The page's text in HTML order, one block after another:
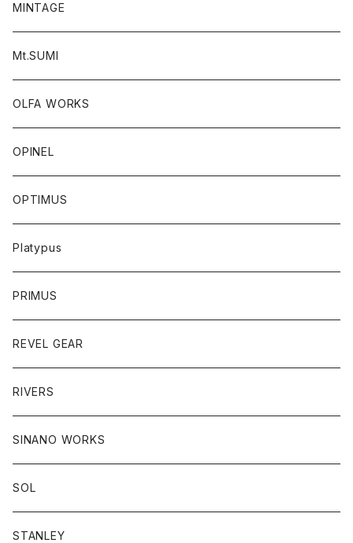
MINTAGE
Mt.SUMI
OLFA WORKS
OPINEL
OPTIMUS
Platypus
PRIMUS
REVEL GEAR
RIVERS
SINANO WORKS
SOL
STANLEY